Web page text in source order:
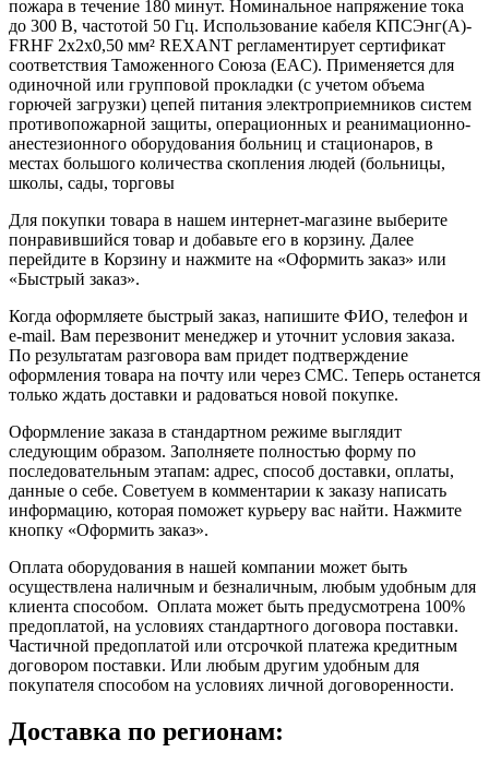
пожара в течение 180 минут. Номинальное напряжение тока
до 300 В, частотой 50 Гц. Использование кабеля КПСЭнг(А)-
FRHF 2x2x0,50 мм² REXANT регламентирует сертификат
соответствия Таможенного Союза (EAC). Применяется для
одиночной или групповой прокладки (с учетом объема
горючей загрузки) цепей питания электроприемников систем
противопожарной защиты, операционных и реанимационно-
анестезионного оборудования больниц и стационаров, в
местах большого количества скопления людей (больницы,
школы, сады, торговы
Для покупки товара в нашем интернет-магазине выберите
понравившийся товар и добавьте его в корзину. Далее
перейдите в Корзину и нажмите на «Оформить заказ» или
«Быстрый заказ».
Когда оформляете быстрый заказ, напишите ФИО, телефон и
e-mail. Вам перезвонит менеджер и уточнит условия заказа.
По результатам разговора вам придет подтверждение
оформления товара на почту или через СМС. Теперь останется
только ждать доставки и радоваться новой покупке.
Оформление заказа в стандартном режиме выглядит
следующим образом. Заполняете полностью форму по
последовательным этапам: адрес, способ доставки, оплаты,
данные о себе. Советуем в комментарии к заказу написать
информацию, которая поможет курьеру вас найти. Нажмите
кнопку «Оформить заказ».
Оплата оборудования в нашей компании может быть
осуществлена наличным и безналичным, любым удобным для
клиента способом. Оплата может быть предусмотрена 100%
предоплатой, на условиях стандартного договора поставки.
Частичной предоплатой или отсрочкой платежа кредитным
договором поставки. Или любым другим удобным для
покупателя способом на условиях личной договоренности.
Доставка по регионам: